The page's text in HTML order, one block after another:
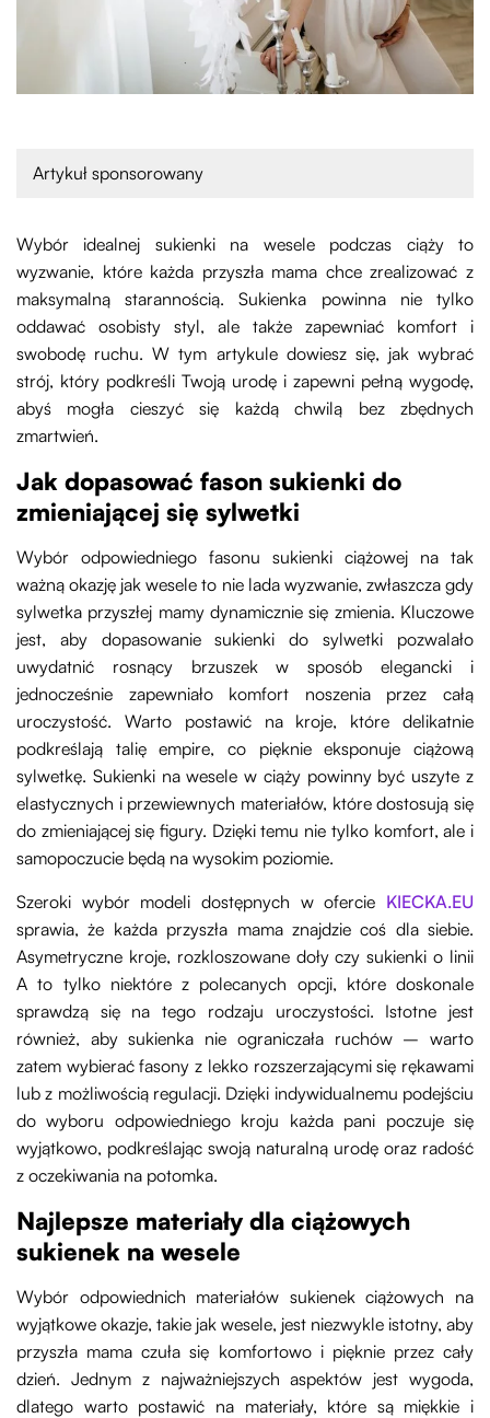
Artykuł sponsorowany
Wybór idealnej sukienki na wesele podczas ciąży to
wyzwanie, które każda przyszła mama chce zrealizować z
maksymalną starannością. Sukienka powinna nie tylko
oddawać osobisty styl, ale także zapewniać komfort i
swobodę ruchu. W tym artykule dowiesz się, jak wybrać
strój, który podkreśli Twoją urodę i zapewni pełną wygodę,
abyś mogła cieszyć się każdą chwilą bez zbędnych
zmartwień.
Jak dopasować fason sukienki do
zmieniającej się sylwetki
Wybór odpowiedniego fasonu sukienki ciążowej na tak
ważną okazję jak wesele to nie lada wyzwanie, zwłaszcza gdy
sylwetka przyszłej mamy dynamicznie się zmienia. Kluczowe
jest, aby dopasowanie sukienki do sylwetki pozwalało
uwydatnić rosnący brzuszek w sposób elegancki i
jednocześnie zapewniało komfort noszenia przez całą
uroczystość. Warto postawić na kroje, które delikatnie
podkreślają talię empire, co pięknie eksponuje ciążową
sylwetkę. Sukienki na wesele w ciąży powinny być uszyte z
elastycznych i przewiewnych materiałów, które dostosują się
do zmieniającej się figury. Dzięki temu nie tylko komfort, ale i
samopoczucie będą na wysokim poziomie.
Szeroki wybór modeli dostępnych w ofercie KIECKA.EU
sprawia, że każda przyszła mama znajdzie coś dla siebie.
Asymetryczne kroje, rozkloszowane doły czy sukienki o linii
A to tylko niektóre z polecanych opcji, które doskonale
sprawdzą się na tego rodzaju uroczystości. Istotne jest
również, aby sukienka nie ograniczała ruchów – warto
zatem wybierać fasony z lekko rozszerzającymi się rękawami
lub z możliwością regulacji. Dzięki indywidualnemu podejściu
do wyboru odpowiedniego kroju każda pani poczuje się
wyjątkowo, podkreślając swoją naturalną urodę oraz radość
z oczekiwania na potomka.
Najlepsze materiały dla ciążowych
sukienek na wesele
Wybór odpowiednich materiałów sukienek ciążowych na
wyjątkowe okazje, takie jak wesele, jest niezwykle istotny, aby
przyszła mama czuła się komfortowo i pięknie przez cały
dzień. Jednym z najważniejszych aspektów jest wygoda,
dlatego warto postawić na materiały, które są miękkie i